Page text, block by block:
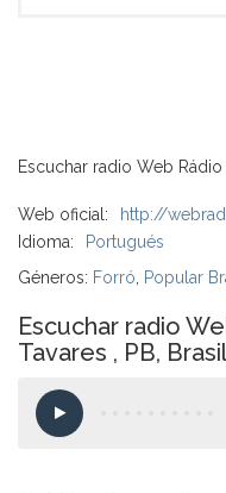
Escuchar radio Web
Web oficial:
http://
Idioma:
Portugués
Géneros: Forró Popular
Escuchar radio
Tavares , PB, Brasil